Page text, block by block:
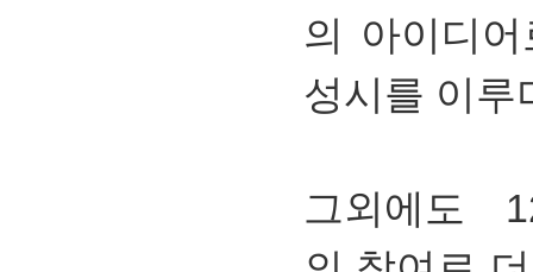
의 아이디
성시를 이루
그외에도